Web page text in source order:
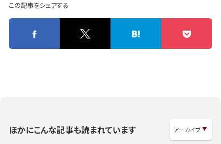
この記事をシェアする
ほかにこんな記事も読まれています